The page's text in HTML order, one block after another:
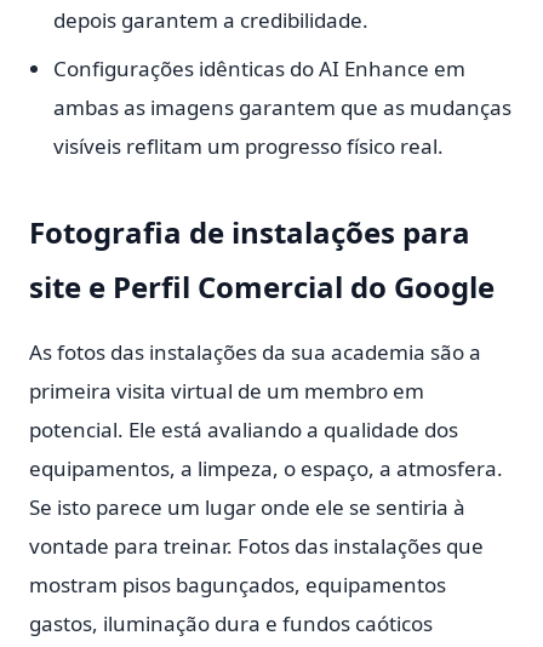
depois garantem a credibilidade.
Configurações idênticas do AI Enhance em
ambas as imagens garantem que as mudanças
visíveis reflitam um progresso físico real.
Fotografia de instalações para
site e Perfil Comercial do Google
As fotos das instalações da sua academia são a
primeira visita virtual de um membro em
potencial. Ele está avaliando a qualidade dos
equipamentos, a limpeza, o espaço, a atmosfera.
Se isto parece um lugar onde ele se sentiria à
vontade para treinar. Fotos das instalações que
mostram pisos bagunçados, equipamentos
gastos, iluminação dura e fundos caóticos